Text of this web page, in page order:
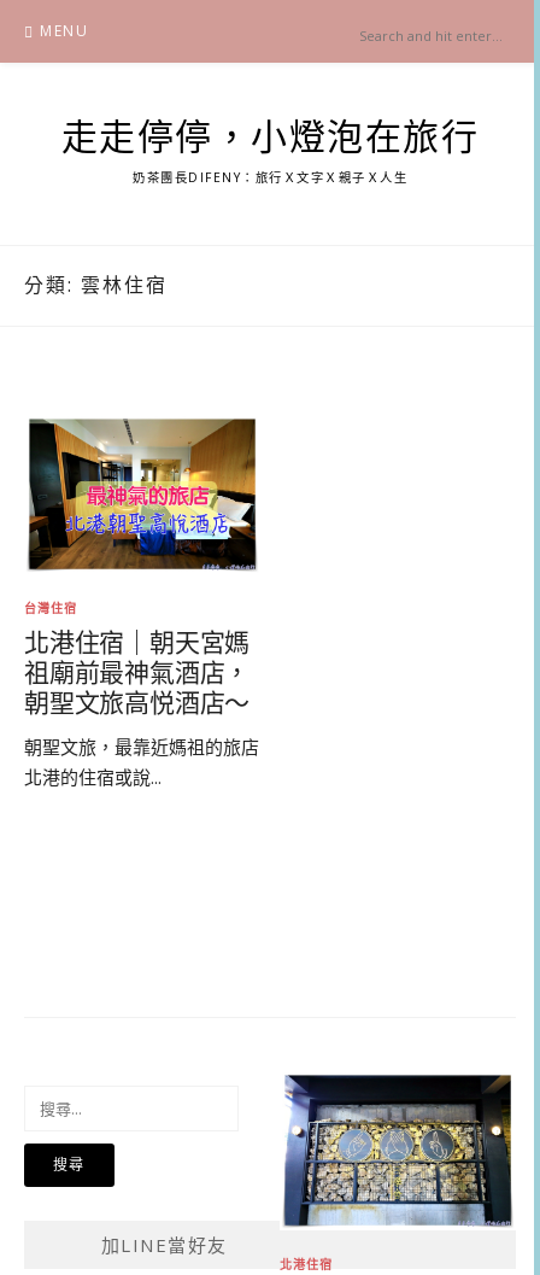
content
MENU
走走停停，小燈泡在旅行
奶茶團長DIFENY：旅行Ｘ文字Ｘ親子Ｘ人生
分類: 雲林住宿
台灣住宿
北港住宿｜朝天宮媽
祖廟前最神氣酒店，
朝聖文旅高悦酒店～
朝聖文旅，最靠近媽祖的旅店
北港的住宿或說...
北港住宿
關
加LINE當好友